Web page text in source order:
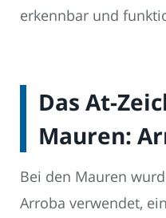
erkennbar und
Das At-
Mauren:
Bei den Mauren
Arroba verwendet,